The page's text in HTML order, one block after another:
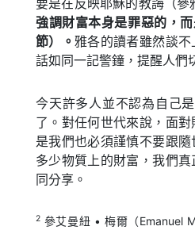
要是在反映耶穌的教誨（
強調財富本身是罪惡的，
節）。雅各的讀者雖然談
話如同一記警鐘，提醒人們
今天許多人並不認為自己
了。對任何世代來說，面
是我們也必須謹慎不要跟
多少物質上的財富，我們
同分享。
2 參艾曼紐 • 梅爾（Emanuel